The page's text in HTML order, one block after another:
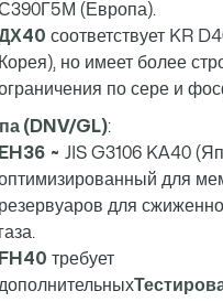
(Европа).
соответствует KR
Корея), но имеет более
по сере и
(DNV/GL):
EH36 ≈ JIS G3106 KA40
для
резервуаров для
газа.
FH40 требует
дополнительных